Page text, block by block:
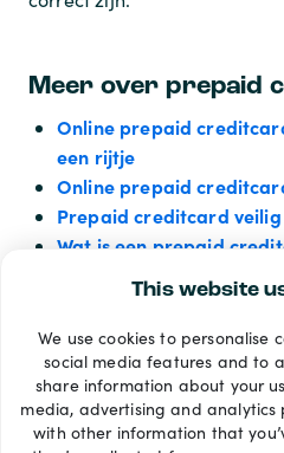
This website
We use cookies to
social media features and to
share information about your
media, advertising and
with other information that
Meer over prepaid
Online prepaid
een rijtje
Online prepaid
Prepaid creditcard
Wat is een prepaid
Paysafecard kopen met